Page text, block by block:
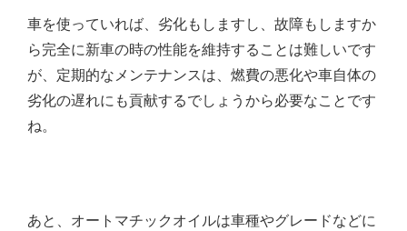
車を使っていれば、劣化もしますし、故障もしますか
ら完全に新車の時の性能を維持することは難しいです
が、定期的なメンテナンスは、燃費の悪化や車自体の
劣化の遅れにも貢献するでしょうから必要なことです
ね。
あと、オートマチックオイルは車種やグレードなどに